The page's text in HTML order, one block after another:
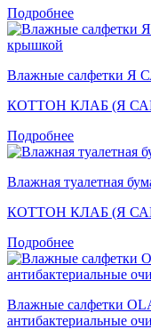
Подробнее
Влажные салфетки Я
КОТТОН КЛАБ (Я
Подробнее
Влажная туалетная
КОТТОН КЛАБ (Я
Подробнее
Влажные салфетки
антибактериальные